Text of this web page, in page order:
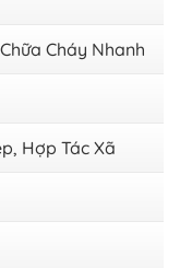
Cháy Nhanh
Hợp Tác Xã